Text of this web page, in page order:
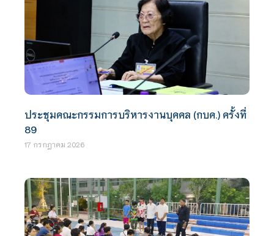
ประชุมคณะกรรมการบริหารงานบุคคล (กบค.) ครั้งที่
89
17 กรกฎาคม 2026